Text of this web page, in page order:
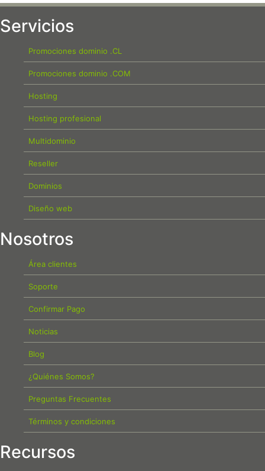
Servicios
Promociones dominio .CL
Promociones dominio .COM
Hosting
Hosting profesional
Multidominio
Reseller
Dominios
Diseño web
Nosotros
Área clientes
Soporte
Confirmar Pago
Noticias
Blog
¿Quiénes Somos?
Preguntas Frecuentes
Términos y condiciones
Recursos